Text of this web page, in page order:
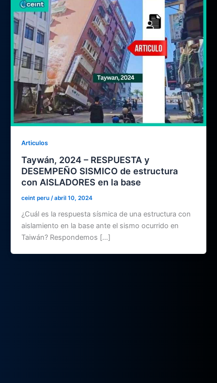
Articulos
Taywán, 2024 – RESPUESTA y
DESEMPEÑO SISMICO de estructura
con AISLADORES en la base
ceint peru/abril 10, 2024
¿Cuál es la respuesta sísmica de una estructura con
aislamiento en la base ante el sismo ocurrido en
Taiwán? Respondemos […]